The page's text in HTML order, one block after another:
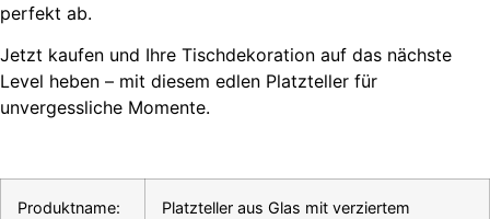
perfekt ab.
Jetzt kaufen und Ihre Tischdekoration auf das nächste
Level heben – mit diesem edlen Platzteller für
unvergessliche Momente.
Produktname:
Platzteller aus Glas mit verziertem